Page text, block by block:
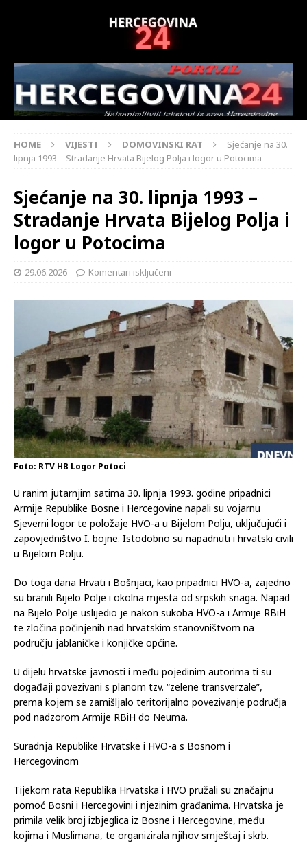
HOME VIJESTI DOMOVINSKI RAT
Sjećanje na 30.
lipnja 1993 – Stradanje Hrvata Bijelog Polja i logor u Potocima
Sjećanje na 30. lipnja 1993 –
Stradanje Hrvata Bijelog Polja i
logor u Potocima
29.06.2026 Komentari isključeni
Foto: RTV HB Logor Potoci
U ranim jutarnjim satima 30. lipnja 1993. godine pripadnici
Armije Republike Bosne i Hercegovine napali su vojarnu
Sjeverni logor te položaje HVO-a u Bijelom Polju, uključujući i
zapovjedništvo I. bojne. Istodobno su napadnuti i hrvatski civili
u Bijelom Polju.
Do toga dana Hrvati i Bošnjaci, kao pripadnici HVO-a, zajedno
su branili Bijelo Polje i okolna mjesta od srpskih snaga. Napad
na Bijelo Polje uslijedio je nakon sukoba HVO-a i Armije RBiH
te zločina počinjenih nad hrvatskim stanovništvom na
području jablaničke i konjičke općine.
U dijelu hrvatske javnosti i među pojedinim autorima ti su
događaji povezivani s planom tzv. “zelene transverzale”,
prema kojem se zamišljalo teritorijalno povezivanje područja
pod nadzorom Armije RBiH do Neuma.
Suradnja Republike Hrvatske i HVO-a s Bosnom i
Hercegovinom
Tijekom rata Republika Hrvatska i HVO pružali su značajnu
pomoć Bosni i Hercegovini i njezinim građanima. Hrvatska je
primila velik broj izbjeglica iz Bosne i Hercegovine, među
kojima i Muslimana, te organizirala njihov smještaj i skrb.